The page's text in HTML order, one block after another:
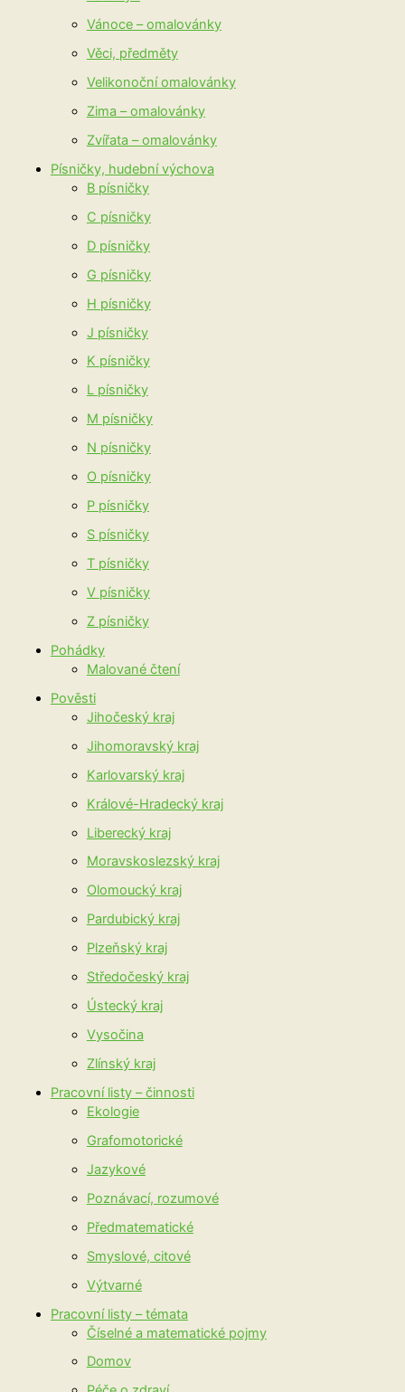
Vánoce – omalovánky
Věci, předměty
Velikonoční omalovánky
Zima – omalovánky
Zvířata – omalovánky
Písničky, hudební výchova
B písničky
C písničky
D písničky
G písničky
H písničky
J písničky
K písničky
L písničky
M písničky
N písničky
O písničky
P písničky
S písničky
T písničky
V písničky
Z písničky
Pohádky
Malované čtení
Pověsti
Jihočeský kraj
Jihomoravský kraj
Karlovarský kraj
Králové-Hradecký kraj
Liberecký kraj
Moravskoslezský kraj
Olomoucký kraj
Pardubický kraj
Plzeňský kraj
Středočeský kraj
Ústecký kraj
Vysočina
Zlínský kraj
Pracovní listy – činnosti
Ekologie
Grafomotorické
Jazykové
Poznávací, rozumové
Předmatematické
Smyslové, citové
Výtvarné
Pracovní listy – témata
Číselné a matematické pojmy
Domov